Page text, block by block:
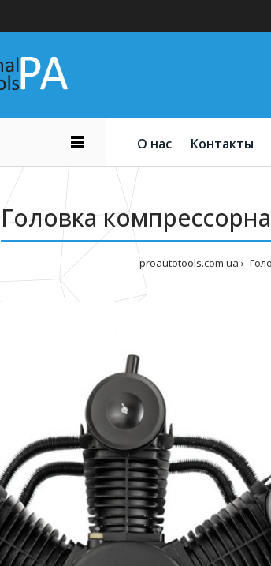
О нас Контакты
Головка
proautotools.com.ua